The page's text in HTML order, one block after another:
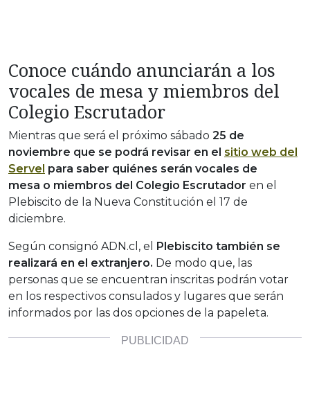
Conoce cuándo anunciarán a los
vocales de mesa y miembros del
Colegio Escrutador
Mientras que será el próximo sábado 25 de
noviembre que se podrá revisar en el sitio web del
Servel para saber quiénes serán vocales de
mesa o miembros del Colegio Escrutador en el
Plebiscito de la Nueva Constitución el 17 de
diciembre.
Según consignó ADN.cl, el
Plebiscito también se
realizará en el extranjero. De modo que, las
personas que se encuentran inscritas podrán votar
en los respectivos consulados y lugares que serán
informados por las dos opciones de la papeleta.